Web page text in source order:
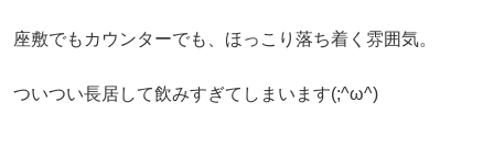
座敷でもカウンターでも、ほっこり落ち着く雰囲気。
ついつい長居して飲みすぎてしまいます(;^ω^)